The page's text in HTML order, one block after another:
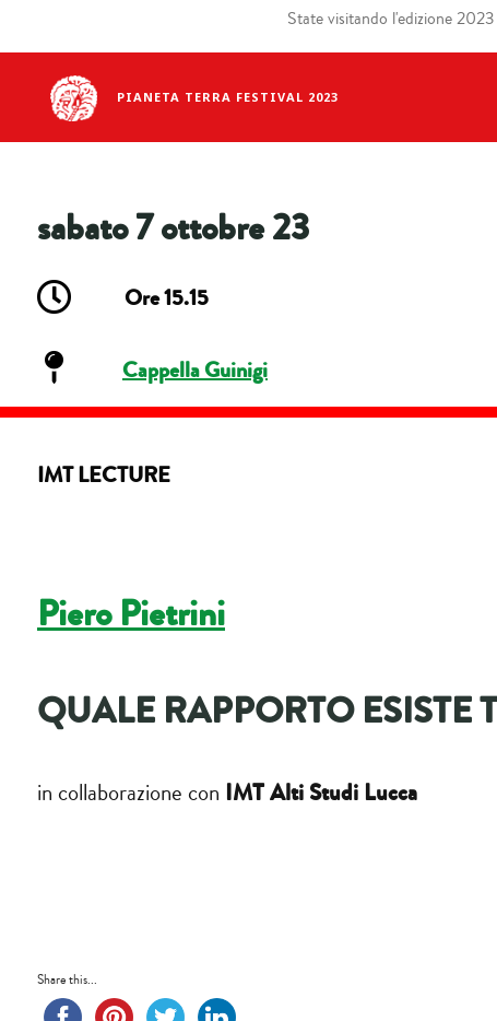
PIANETA TERRA FESTIVAL 2023
State visitando l'edizione
sabato 7 ottobre 23
Ore 15.15
Cappella Guinigi
IMT LECTURE
Piero Pietrini
QUALE RAPPORTO ESISTE
in collaborazione con IMT Alti Studi Lucca
Share this...